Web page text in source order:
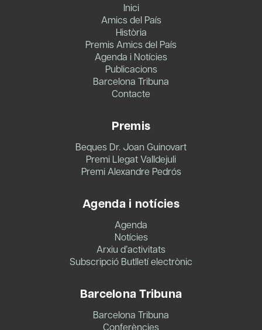
Inici
Amics del País
Història
Premis Amics del País
Agenda i Notícies
Publicacions
Barcelona Tribuna
Contacte
Premis
Beques Dr. Joan Guinovart
Premi Llegat Valldejuli
Premi Alexandre Pedrós
Agenda i notícies
Agenda
Notícies
Arxiu d’activitats
Subscripció Butlletí electrònic
Barcelona Tribuna
Barcelona Tribuna
Conferències